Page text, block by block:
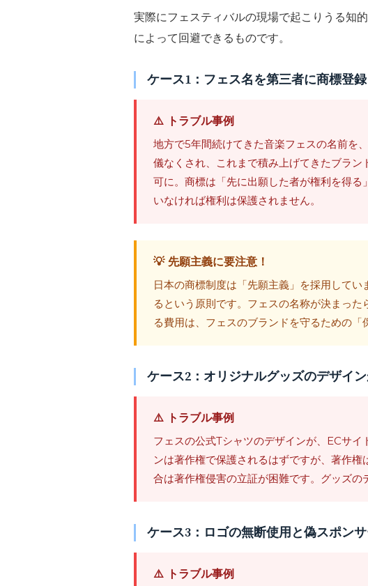
実際にフェスティバルの現場で起こりうる知
によって回避できるものです。
ケース1：フェス名を第三者に商標登
⚠️ トラブル事例
地方で5年間続けてきた音楽フェスの名前を
儀なくされ、これまで積み上げてきたブラ
可に。商標は「先に出願した者が権利を得
いなければ権利は保護されません。
💡 先願主義に要注意！
日本の商標制度は「先願主義」を採用して
るという原則です。フェスの名称が決まっ
る費用は、フェスのブランドを守るための「
ケース2：オリジナルグッズのデザイ
⚠️ トラブル事例
フェスの公式Tシャツのデザインが、ECサ
ンは著作権で保護されるはずですが、著作
合は著作権侵害の立証が困難です。グッズの
ケース3：ロゴの無断使用と偽スポン
⚠️ トラブル事例